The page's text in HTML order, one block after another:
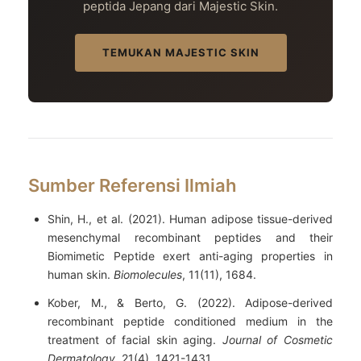
peptida Jepang dari Majestic Skin.
TEMUKAN MAJESTIC SKIN
Sumber Referensi Ilmiah
Shin, H., et al. (2021). Human adipose tissue-derived
mesenchymal recombinant peptides and their
Biomimetic Peptide exert anti-aging properties in
human skin. Biomolecules, 11(11), 1684.
Kober, M., & Berto, G. (2022). Adipose-derived
recombinant peptide conditioned medium in the
treatment of facial skin aging. Journal of Cosmetic
Dermatology , 21(4), 1421-1431.